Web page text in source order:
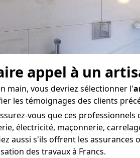
appel à un
main, vous devriez sélectionner l'
les témoignages des clients
vous que ces
électricité, maçonnerie,
aussi s'ils offrent les
des travaux à Francs.